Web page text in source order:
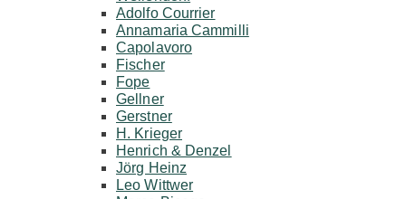
Adolfo Courrier
Annamaria Cammilli
Capolavoro
Fischer
Fope
Gellner
Gerstner
H. Krieger
Henrich & Denzel
Jörg Heinz
Leo Wittwer